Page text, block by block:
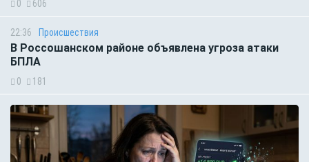
0 606
22:36 Происшествия
В Россошанском районе объявлена угроза атаки
БПЛА
0 181